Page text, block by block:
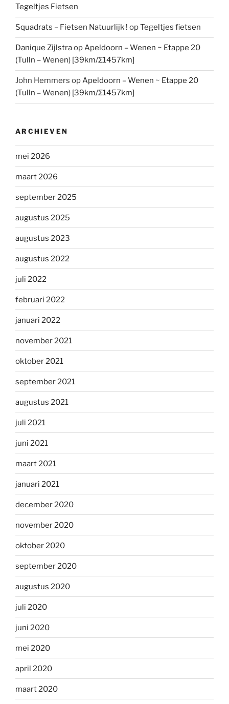
Tegeltjes Fietsen
Squadrats – Fietsen Natuurlijk ! opTegeltjes fietsen
Danique ZijlstraopApeldoorn – Wenen ~ Etappe 20
(Tulln – Wenen) [39km/Σ1457km]
John Hemmers opApeldoorn – Wenen ~ Etappe 20
(Tulln – Wenen) [39km/Σ1457km]
ARCHIEVEN
mei 2026
maart 2026
september 2025
augustus 2025
augustus 2023
augustus 2022
juli 2022
februari 2022
januari 2022
november 2021
oktober 2021
september 2021
augustus 2021
juli 2021
juni 2021
maart 2021
januari 2021
december 2020
november 2020
oktober 2020
september 2020
augustus 2020
juli 2020
juni 2020
mei 2020
april 2020
maart 2020